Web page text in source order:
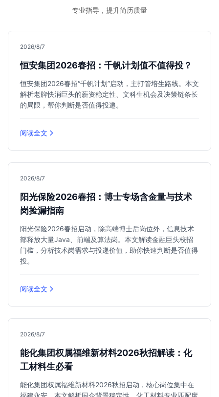
专业指导，提升简历质量
2026/8/7
恒安集团2026春招：千帆计划值不值得投？
恒安集团2026春招“千帆计划”启动，主打管培生路线。本文
解析老牌快消巨头的薪资稳定性、文科生机会及决策链条长
的局限，帮你判断是否值得投递。
阅读全文
2026/8/7
阳光保险2026春招：博士专场含金量与技术
岗捡漏指南
阳光保险2026春招启动，除高端博士后岗位外，信息技术
部释放大量Java、前端及算法岗。本文解读金融巨头校招
门槛，分析技术岗需求与投递价值，助你快速判断是否值得
投。
阅读全文
2026/8/7
能化集团权属福维新材料2026秋招解读：化
工材料生必看
能化集团权属福维新材料2026秋招启动，核心岗位集中在
福建永安。本文解析国企背景稳定性、化工材料专业匹配度